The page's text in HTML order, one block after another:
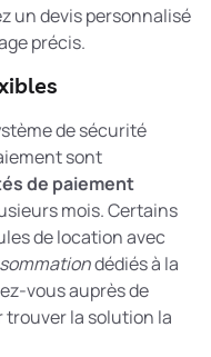
un devis personnalisé
précis.
de sécurité
sont
de paiement
mois. Certains
de location avec
dédiés à la
vous auprès de
trouver la solution la